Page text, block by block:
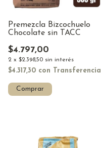
Premezcla Bizcochuelo
Chocolate sin TACC
$4.797,00
2 x $2.398,50 sin interés
$4.317,30 con Transferencia
Comprar